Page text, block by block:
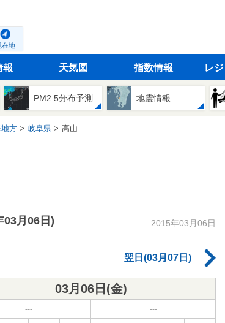
在地
報 天気図 指数情報 レ
PM2.5分布予測 地震情報
方 岐阜県 高山
03月06日) 2015年03月06日
翌日(03月07日)
03月06日(金)
--- ---